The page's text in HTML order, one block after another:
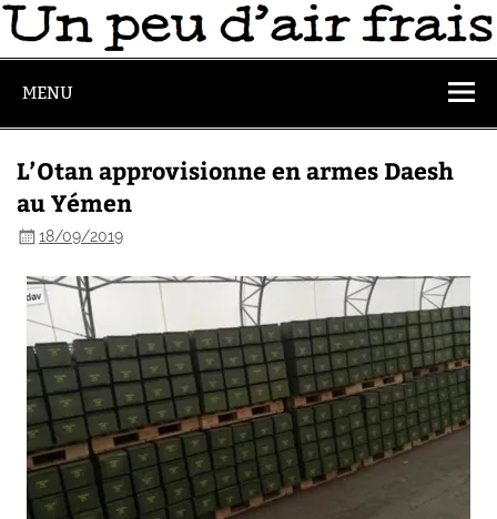
MENU
L’Otan approvisionne en armes Daesh
au Yémen
18/09/2019